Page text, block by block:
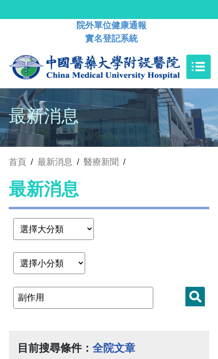
院外單位健康通報
實名登記系統
最新消息
首頁 / 最新消息 / 醫療新聞 /
最新消息
目前搜尋條件： 全院文章